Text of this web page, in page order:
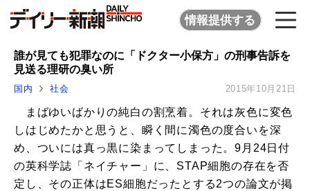
情報提供する
誰が見ても犯罪なのに「ドクター小保方」の刑事告訴を
見送る理研の臭い所
国内 社会 2015年10月21日
まばゆいばかりの純白の割烹着。それは灰色に変色
しはじめたかと思うと、瞬く間に濁色の度合いを深
め、ついには真っ黒に染まってしまった。9月24日付
の英科学誌「ネイチャー」に、STAP細胞の存在を否
定し、その正体はES細胞だったとする2つの論文が掲